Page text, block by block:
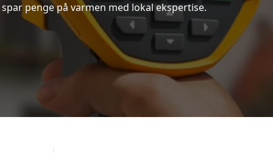
penge på varmen med lokal ekspertise.